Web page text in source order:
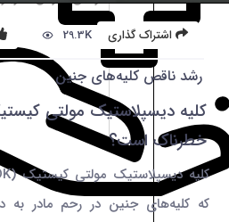
اشتراک گذاری 29.3K
رشد ناقص کلیه‌های جنین
کلیه دیسپلاستیک مولتی
خطرناک است؟
که کلیه‌های جنین در رحم مادر